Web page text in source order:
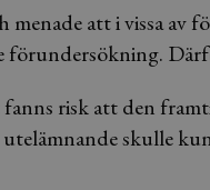
att i vissa av
risk att den
skulle